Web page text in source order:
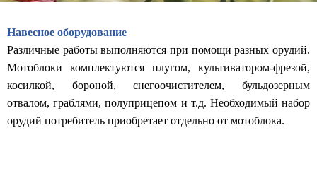
Навесное оборудование
Различные работы выполняются при помощи разных орудий.
Мотоблоки комплектуются плугом, культиватором-фрезой,
косилкой, бороной, снегоочистителем, бульдозерным
отвалом, граблями, полуприцепом и т.д. Необходимый набор
орудий потребитель приобретает отдельно от мотоблока.